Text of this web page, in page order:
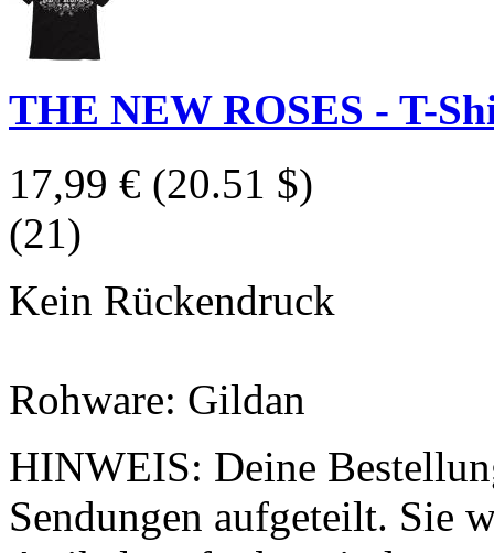
THE NEW ROSES - T-
17,99 € (20.51 $)
(21)
Kein Rückendruck
Rohware: Gildan
HINWEIS: Deine
Sendungen aufgeteilt. Sie